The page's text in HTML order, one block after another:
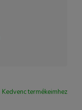
Kedvenc termékeimhez